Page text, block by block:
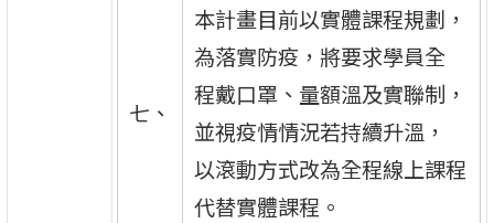
七、
本計畫目前以實體課程規劃，
為落實防疫，將要求學員全
程戴口罩、量額溫及實聯制，
並視疫情情況若持續升溫，
以滾動方式改為全程線上課程
代替實體課程。